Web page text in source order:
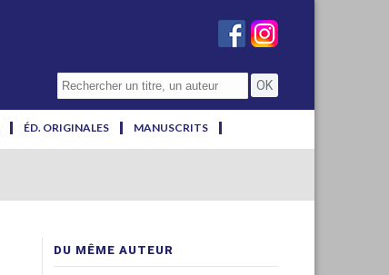
ÉD. ORIGINALES
MANUSCRITS
DU MÊME AUTEUR